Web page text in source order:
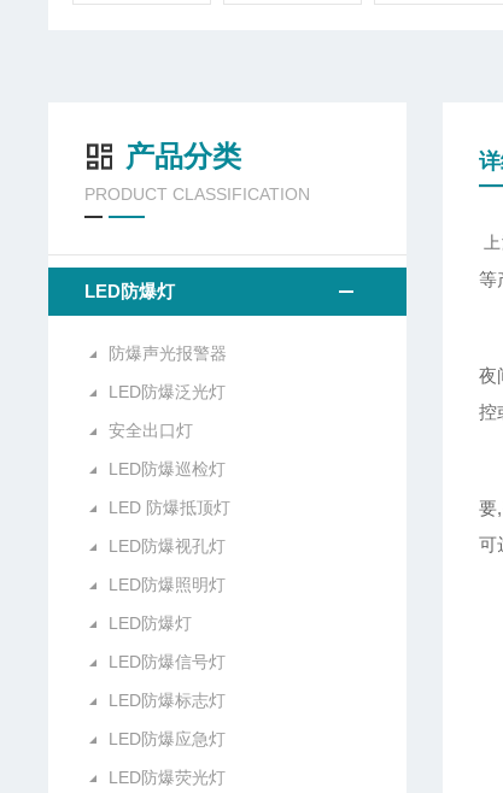
产品分类
PRODUCT CLASSIFICATION
LED防爆灯
防爆声光报警器
LED防爆泛光灯
安全出口灯
LED防爆巡检灯
LED 防爆抵顶灯
LED防爆视孔灯
LED防爆照明灯
LED防爆灯
LED防爆信号灯
LED防爆标志灯
LED防爆应急灯
LED防爆荧光灯
等
夜
控
要
可